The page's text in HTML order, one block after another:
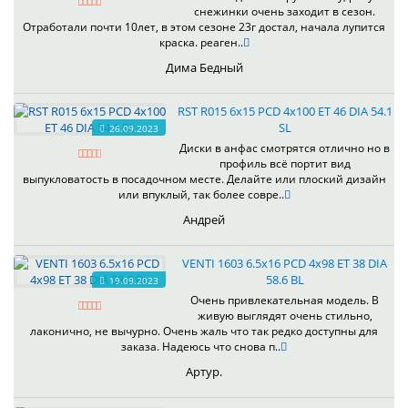
снежинки очень заходит в сезон.
Отработали почти 10лет, в этом сезоне 23г достал, начала лупится
краска. реаген..
Дима Бедный
26.09.2023
RST R015 6x15 PCD 4x100 ET 46 DIA 54.1
SL
Диски в анфас смотрятся отлично но в
профиль всё портит вид
выпукловатость в посадочном месте. Делайте или плоский дизайн
или впуклый, так более совре..
Андрей
19.09.2023
VENTI 1603 6.5x16 PCD 4x98 ET 38 DIA
58.6 BL
Очень привлекательная модель. В
живую выглядят очень стильно,
лаконично, не вычурно. Очень жаль что так редко доступны для
заказа. Надеюсь что снова п..
Артур.